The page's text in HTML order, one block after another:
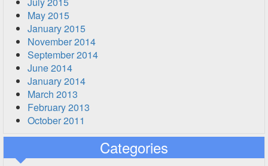
May 2015
January 2015
November 2014
September 2014
June 2014
January 2014
March 2013
February 2013
October 2011
Categories